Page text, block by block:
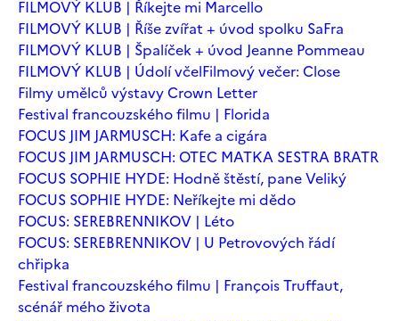
FILMOVÝ KLUB | Říkejte mi Marcello
FILMOVÝ KLUB | Říše zvířat + úvod spolku SaFra
FILMOVÝ KLUB | Špalíček + úvod Jeanne Pommeau
FILMOVÝ KLUB | Údolí včelFilmový večer: Close
Filmy umělců výstavy Crown Letter
Festival francouzského filmu | Florida
FOCUS JIM JARMUSCH: Kafe a cigára
FOCUS JIM JARMUSCH: OTEC MATKA SESTRA BRATR
FOCUS SOPHIE HYDE: Hodně štěstí, pane Veliký
FOCUS SOPHIE HYDE: Neříkejte mi dědo
FOCUS: SEREBRENNIKOV | Léto
FOCUS: SEREBRENNIKOV | U Petrovových řádí
chřipka
Festival francouzského filmu | François Truffaut,
scénář mého života